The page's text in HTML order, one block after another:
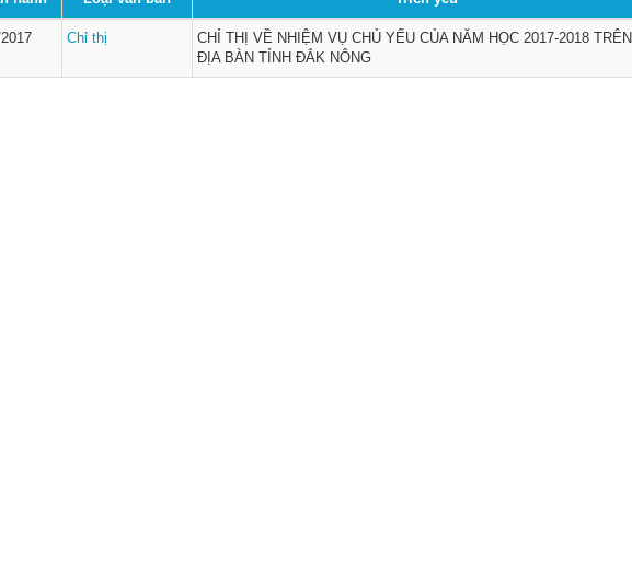
Chỉ thị
CHỈ THỊ VỀ NHIỆM VỤ CHỦ YẾU CỦA NĂM HỌC 2017-2018 TRÊN
ĐỊA BÀN TỈNH ĐẮK NÔNG